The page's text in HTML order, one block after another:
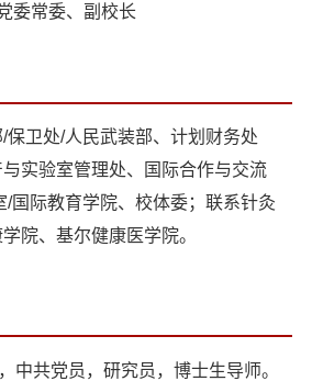
委常委、副校长
保卫处/人民武装部、计划财务处
与实验室管理处、国际合作与交流
/国际教育学院、校体委；联系针灸
院、基尔健康医学院。
中共党员，研究员，博士生导师。